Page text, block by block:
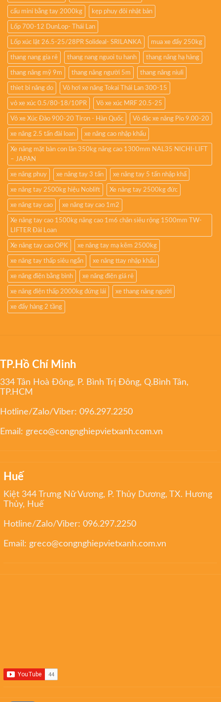
cẩu mini bằng tay 2000kg kẹp phuy đôi nhật bản
Lốp 700-12 DunLop- Thái Lan
Lốp xúc lật 26.5-25/28PR Solideal- SRILANKA mua xe đẩy 250kg
thang nang gia rẻ thang nang nguoi tu hanh thang nâng hạ hàng
thang nâng mỹ 9m thang nâng người 5m thang nâng niuli
thiet bi nâng do Vỏ hơi xe nâng Tokai Thái Lan 300-15
vỏ xe xúc 0.5/80-18/10PR Vỏ xe xúc MRF 20.5-25
Vỏ xe Xúc Đào 900-20 Tiron - Hàn Quốc Vỏ đặc xe nâng Pio 9.00-20
xe nâng 2.5 tấn đài loan xe nâng cao nhập khẩu
Xe nâng mặt bàn con lăn 350kg nâng cao 1300mm NAL35 NICHI-LIFT
– JAPAN
xe nâng phuy xe nâng tay 3 tấn xe nâng tay 5 tấn nhập khẩ
xe nâng tay 2500kg hiệu Noblift Xe nâng tay 2500kg đức
xe nâng tay cao xe nâng tay cao 1m2
Xe nâng tay cao 1500kg nâng cao 1m6 chân siêu rộng 1500mm TW-
LIFTER Đài Loan
Xe nâng tay cao OPK xe nâng tay mạ kẽm 2500kg
xe nâng tay thấp siêu ngắn xe nâng ttay nhập khẩu
xe nâng điện bằng bình xe nâng điện giá rẻ
xe nâng điện thấp 2000kg đứng lái xe thang nâng người
xe đẩy hàng 2 tầng
TP.Hồ Chí Minh
334 Tân Hoà Đông, P. Bình Trị Đông, Q.Bình Tân,
TP.HCM
Hotline/Zalo/Viber: 096.297.2250
Email: greco@congnghiepvietxanh.com.vn
Huế
Kiệt 344 Trưng Nữ Vương, P. Thủy Dương, TX. Hương
Thủy, Huế
Hotline/Zalo/Viber:096.297.2250
Email: greco@congnghiepvietxanh.com.vn